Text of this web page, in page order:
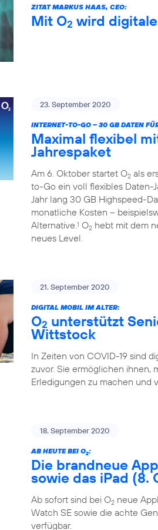
ZITAT MARKUS HAAS, CEO:
Mit O2 wird
23. September 2020
INTERNET-TO-GO – 30 GB DATEN
Maximal flexibel
Jahrespaket
Am 6. Oktober startet O2 als
to-Go ein voll flexibles Daten-
Jahr lang 30 GB Highspeed-
monatliche Kosten –
Alternative.1 O2 hebt mit dem
neues Level.
21. September 2020
DIGITAL MOBIL IM ALTER:
O2 unterstützt
Wittstock
In Zeiten von COVID-19 sind
zuvor. Sie ermöglichen ihnen,
Erledigungen zu machen und
18. September 2020
AB HEUTE BEI O2:
Die brandneue
sowie das iPad (8.
Ab sofort sind bei O2 neue
Watch SE sowie die achte
verfügbar.